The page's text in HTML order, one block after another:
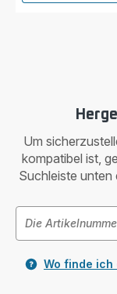
Um
kompatibel ist,
Suchleiste unten
Wo finde ich